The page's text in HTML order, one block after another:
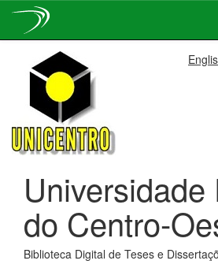
navigation
Universidade
do Centro-
Biblioteca Digital de Teses e